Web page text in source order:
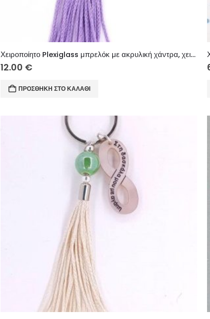
Χειροποίητο Plexiglass μπρελόκ με ακρυλική χάντρα, χειροποίητη φούντα.
12.00 €
ΠΡΟΣΘΉΚΗ ΣΤΟ ΚΑΛΆΘΙ